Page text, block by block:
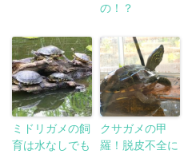
の！？
ミドリガメの飼
育は水なしでも
クサガメの甲
羅！脱皮不全に